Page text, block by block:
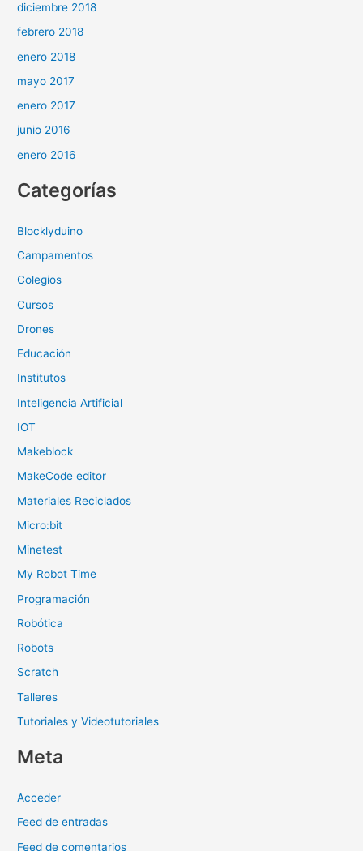
diciembre 2018
febrero 2018
enero 2018
mayo 2017
enero 2017
junio 2016
enero 2016
Categorías
Blocklyduino
Campamentos
Colegios
Cursos
Drones
Educación
Institutos
Inteligencia Artificial
IOT
Makeblock
MakeCode editor
Materiales Reciclados
Micro:bit
Minetest
My Robot Time
Programación
Robótica
Robots
Scratch
Talleres
Tutoriales y Videotutoriales
Meta
Acceder
Feed de entradas
Feed de comentarios